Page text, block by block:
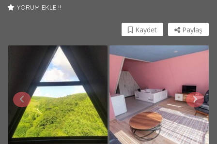
YORUM EKLE !!
Paylaş
Kaydet